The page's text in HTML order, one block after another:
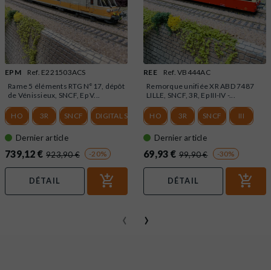
EPM
Ref. E221503ACS
Rame 5 éléments RTG N°17, dépôt
de Vénissieux, SNCF, Ep V...
HO 3R SNCF DIGITAL SOUND
Dernier article
739,12 € 923,90 € -20%
DÉTAIL
REE
Ref. VB444AC
Remorque unifiée XR ABD 7487
LILLE, SNCF, 3R, Ep III-IV -...
HO 3R SNCF III
Dernier article
69,93 € 99,90 € -30%
DÉTAIL
‹ ›